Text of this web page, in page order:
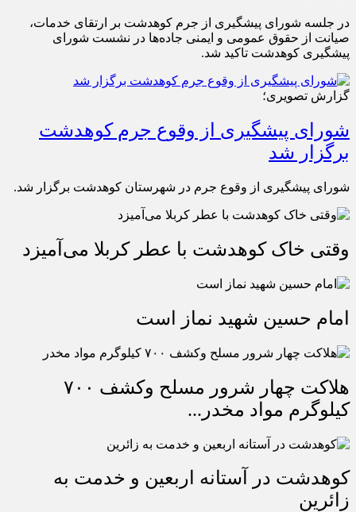
در جلسه شورای پیشگیری از جرم کوهدشت بر ارتقای خدمات،
صیانت از حقوق عمومی و ایمنی جاده‌ها در نشست شورای
پیشگیری کوهدشت تاکید شد.
گزارش تصویری؛
شورای پیشگیری از وقوع جرم کوهدشت
برگزار شد
شورای پیشگیری از وقوع جرم در شهرستان کوهدشت برگزار شد.
وقتی خاک کوهدشت با عطر کربلا می‌آمیزد
امام حسین شهید نماز است
هلاکت چهار شرور مسلح وکشف ۷۰۰
کیلوگرم مواد مخدر...
کوهدشت در آستانه اربعین و خدمت‌ به
زائرین